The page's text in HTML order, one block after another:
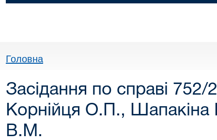
Головна
Засідання по справі
Корнійця О.П., Шапакіна
В.М.